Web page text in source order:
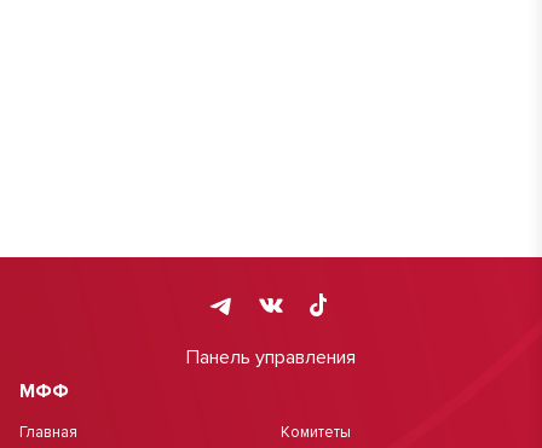
Панель управления
МФФ
Главная
Комитеты